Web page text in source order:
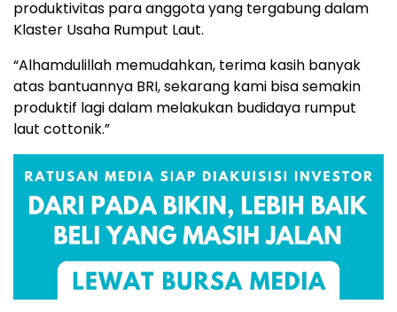
produktivitas para anggota yang tergabung dalam
Klaster Usaha Rumput Laut.
“Alhamdulillah memudahkan, terima kasih banyak
atas bantuannya BRI, sekarang kami bisa semakin
produktif lagi dalam melakukan budidaya rumput
laut cottonik.”